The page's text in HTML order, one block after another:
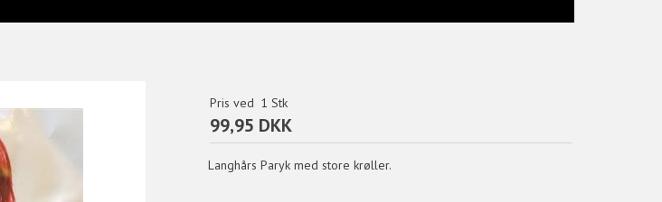
Pris ved 1 Stk
99,95 DKK
Langhårs Paryk med store krøller.